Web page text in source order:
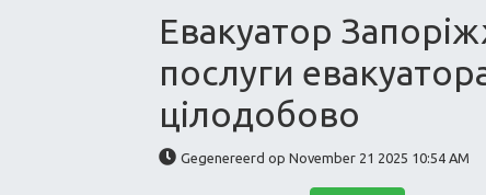
Евакуатор
послуги
цілодобово
Gegenereerd op November 21 2025 10:54 AM